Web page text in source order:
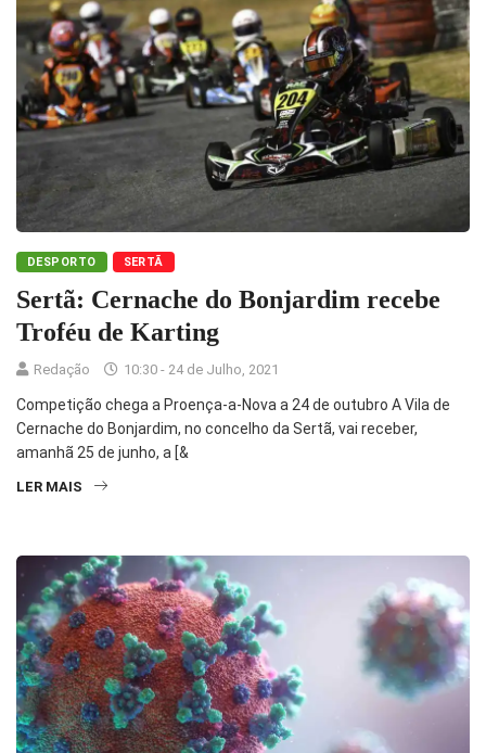
DESPORTO SERTÃ
Sertã: Cernache do Bonjardim recebe
Troféu de Karting
Redação 10:30 - 24 de Julho, 2021
Competição chega a Proença-a-Nova a 24 de outubro A Vila de
Cernache do Bonjardim, no concelho da Sertã, vai receber,
amanhã 25 de junho, a [&
LER MAIS